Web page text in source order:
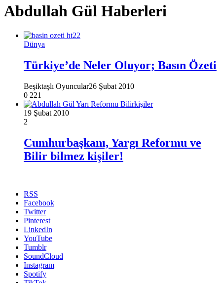
Abdullah Gül Haberleri
Dünya
Türkiye’de Neler Oluyor; Basın Özeti
Beşiktaşlı Oyuncular26 Şubat 2010
0 221
19 Şubat 2010
2
Cumhurbaşkanı, Yargı Reformu ve
Bilir bilmez kişiler!
RSS
Facebook
Twitter
Pinterest
LinkedIn
YouTube
Tumblr
SoundCloud
Instagram
Spotify